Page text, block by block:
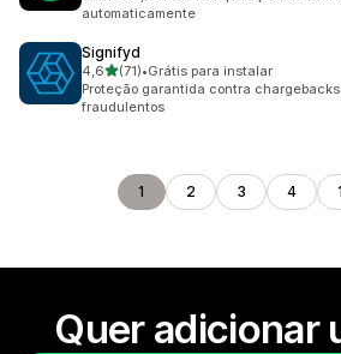
automaticamente
Signifyd
4,6de 5 estrelas
(71)
71 avaliações ao todo
•Grátis para instalar
Proteção garantida contra
fraudulentos
1 2 3 4
Quer adicionar